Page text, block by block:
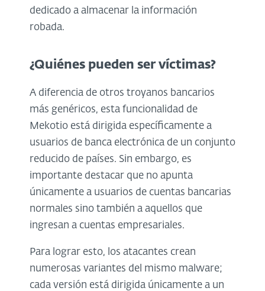
dedicado a almacenar la información
robada.
¿Quiénes pueden ser víctimas?
A diferencia de otros troyanos bancarios
más genéricos, esta funcionalidad de
Mekotio está dirigida específicamente a
usuarios de banca electrónica de un conjunto
reducido de países. Sin embargo, es
importante destacar que no apunta
únicamente a usuarios de cuentas bancarias
normales sino también a aquellos que
ingresan a cuentas empresariales.
Para lograr esto, los atacantes crean
numerosas variantes del mismo malware;
cada versión está dirigida únicamente a un